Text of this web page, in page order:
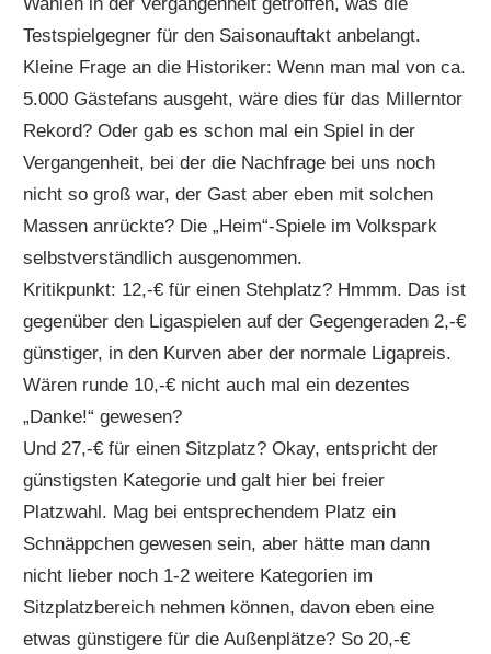
Testspielgegner für den Saisonauftakt anbelangt.
Kleine Frage an die Historiker: Wenn man mal von ca.
5.000 Gästefans ausgeht, wäre dies für das Millerntor
Rekord? Oder gab es schon mal ein Spiel in der
Vergangenheit, bei der die Nachfrage bei uns noch
nicht so groß war, der Gast aber eben mit solchen
Massen anrückte? Die „Heim“-Spiele im Volkspark
selbstverständlich ausgenommen.
Kritikpunkt: 12,-€ für einen Stehplatz? Hmmm. Das ist
gegenüber den Ligaspielen auf der Gegengeraden 2,-€
günstiger, in den Kurven aber der normale Ligapreis.
Wären runde 10,-€ nicht auch mal ein dezentes
„Danke!“ gewesen?
Und 27,-€ für einen Sitzplatz? Okay, entspricht der
günstigsten Kategorie und galt hier bei freier
Platzwahl. Mag bei entsprechendem Platz ein
Schnäppchen gewesen sein, aber hätte man dann
nicht lieber noch 1-2 weitere Kategorien im
Sitzplatzbereich nehmen können, davon eben eine
etwas günstigere für die Außenplätze? So 20,-€